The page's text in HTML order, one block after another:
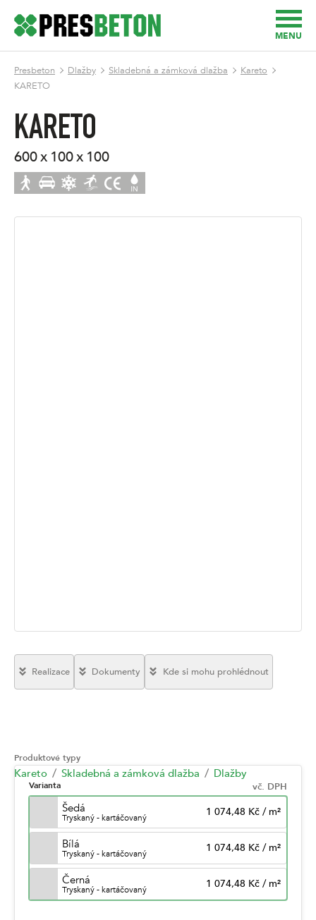
MENU
Presbeton Dlažby Skladebná a zámková dlažba
Kareto
KARETO
KARETO
600 x 100 x 100
Produktové typy
Kareto Skladebná a zámková dlažba Dlažby
Varianta vč. DPH
Šedá
Tryskaný - kartáčovaný 1 074,48 Kč / m²
Bílá
Tryskaný - kartáčovaný 1 074,48 Kč / m²
Černá
Tryskaný - kartáčovaný 1 074,48 Kč / m²
Realizace Dokumenty Kde si mohu prohlédnout